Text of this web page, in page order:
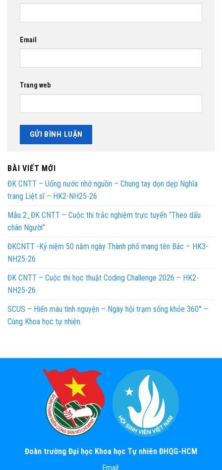
Email
Trang web
BÀI VIẾT MỚI
ĐK CNTT – Uống nước nhớ nguồn – Chung tay dọn dẹp Nghĩa
trang Liệt sĩ – HK2-NH25-26
Mẫu 2_ĐK CNTT – Cuộc thi trắc nghiệm trực tuyến “Theo dấu
chân Người”
ĐKCNTT -Kỷ niệm 50 năm ngày Thành phố mang tên Bác – HK3-
NH25-26
ĐK CNTT – Cuộc thi học thuật Coding Challenge 2026 – HK2-
NH25-26
SCUS – Hiến máu tình nguyện – Ngày hội trạm sống khỏe 360° –
Cùng Khoa học tự nhiên.
Đoàn trường Đại học Khoa học Tự nhiên ĐHQG-HCM
Email: